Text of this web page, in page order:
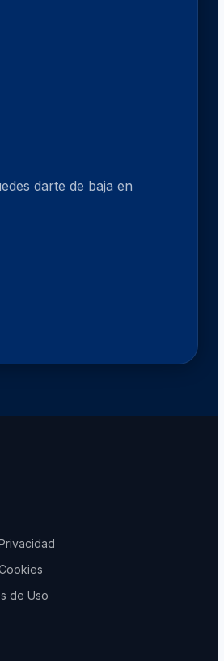
darte de baja en
de Uso